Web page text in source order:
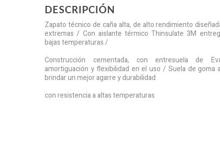
DESCRIPCIÓN
Zapato técnico de caña alta, de alto rendimiento
extremas / Con aislante térmico Thinsulate 3M
bajas temperaturas /
Construcción cementada, con entresuela de
amortiguación y flexibilidad en el uso / Suela de goma
brindar un mejor agarre y durabilidad
con resistencia a altas temperaturas